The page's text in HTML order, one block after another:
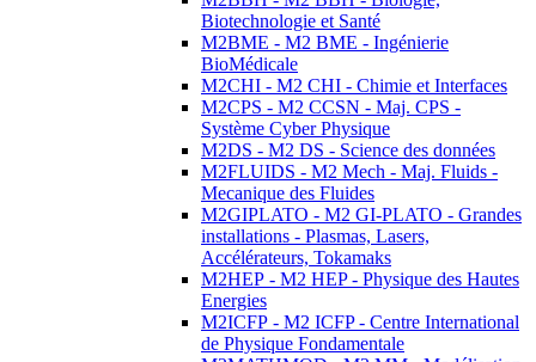
Biotechnologie et Santé
M2BME - M2 BME - Ingénierie
BioMédicale
M2CHI - M2 CHI - Chimie et Interfaces
M2CPS - M2 CCSN - Maj. CPS -
Système Cyber Physique
M2DS - M2 DS - Science des données
M2FLUIDS - M2 Mech - Maj. Fluids -
Mecanique des Fluides
M2GIPLATO - M2 GI-PLATO - Grandes
installations - Plasmas, Lasers,
Accélérateurs, Tokamaks
M2HEP - M2 HEP - Physique des Hautes
Energies
M2ICFP - M2 ICFP - Centre International
de Physique Fondamentale